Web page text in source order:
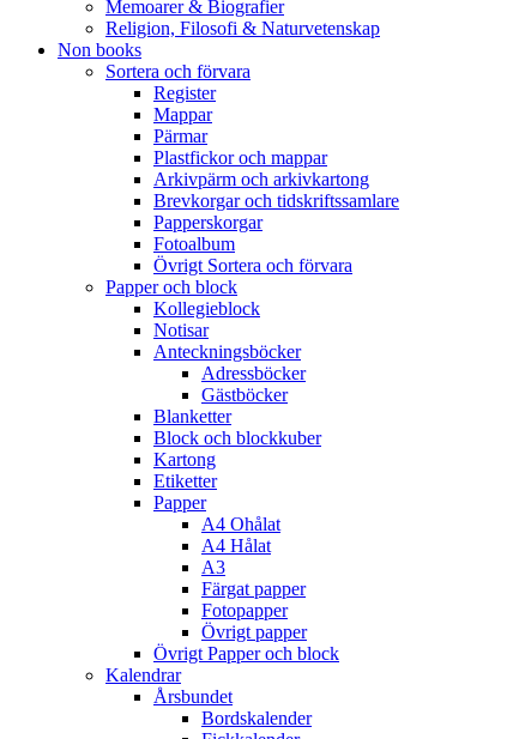
Memoarer & Biografier
Religion, Filosofi & Naturvetenskap
Non books
Sortera och förvara
Register
Mappar
Pärmar
Plastfickor och mappar
Arkivpärm och arkivkartong
Brevkorgar och tidskriftssamlare
Papperskorgar
Fotoalbum
Övrigt Sortera och förvara
Papper och block
Kollegieblock
Notisar
Anteckningsböcker
Adressböcker
Gästböcker
Blanketter
Block och blockkuber
Kartong
Etiketter
Papper
A4 Ohålat
A4 Hålat
A3
Färgat papper
Fotopapper
Övrigt papper
Övrigt Papper och block
Kalendrar
Årsbundet
Bordskalender